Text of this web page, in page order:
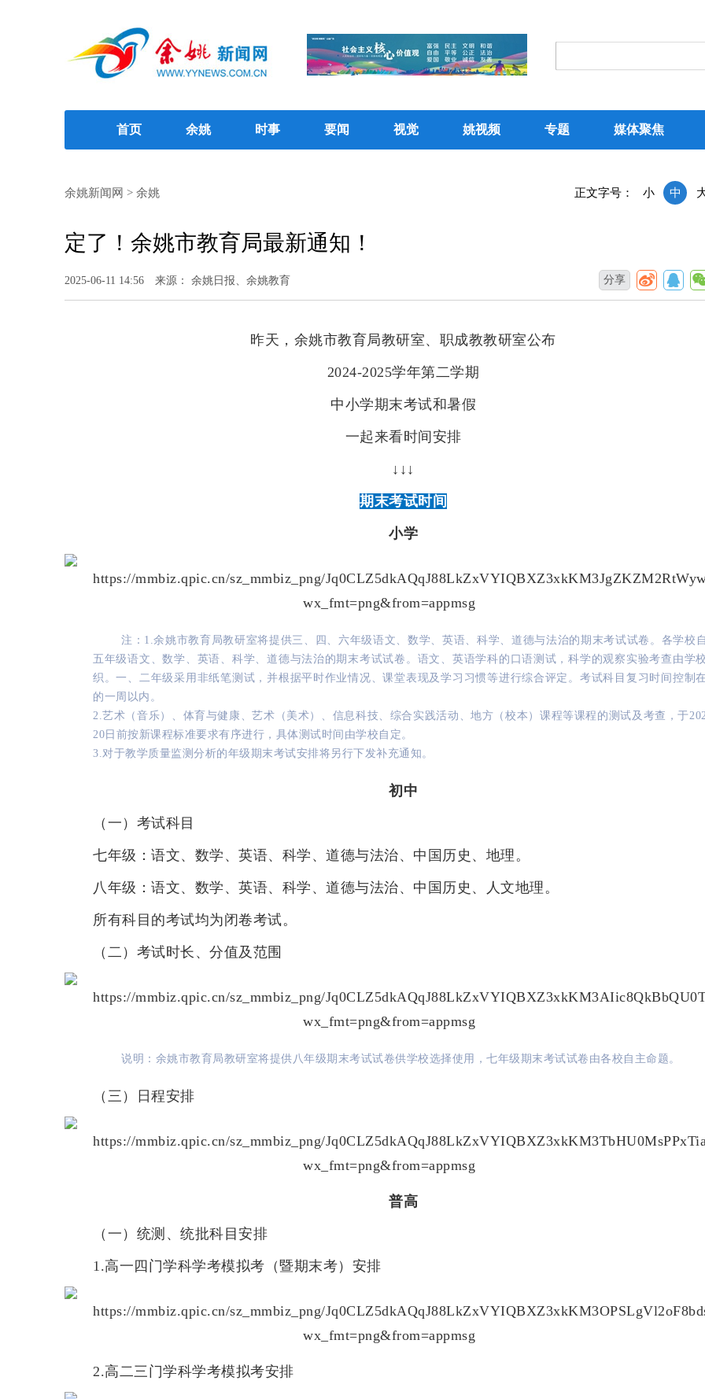
首页 余姚 时事 要闻 视觉 姚视频 专题 媒体聚焦
正文字号： 小 中
余姚新闻网 > 余姚
定了！余姚市教育局最新通知！
2025-06-11 14:56 来源： 余姚日报、余姚教育 分享
昨天，余姚市教育局教研室、职成教教研室公布
2024-2025学年第二学期
中小学期末考试和暑假
一起来看时间安排
↓↓↓
期末考试时间
小学
注：1.余姚市教育局教研室将提供三、四、六年级语文、数学、英语、科学、道德与法治的期末考试试卷。各学校
五年级语文、数学、英语、科学、道德与法治的期末考试试卷。语文、英语学科的口语测试，科学的观察实验考查由学
织。一、二年级采用非纸笔测试，并根据平时作业情况、课堂表现及学习习惯等进行综合评定。考试科目复习时间控制
的一周以内。
2.艺术（音乐）、体育与健康、艺术（美术）、信息科技、综合实践活动、地方（校本）课程等课程的测试及考查，于
20日前按新课程标准要求有序进行，具体测试时间由学校自定。
3.对于教学质量监测分析的年级期末考试安排将另行下发补充通知。
初中
（ 一 ） 考试科目
七年级：语文、数学、英语、科学、道德与法治、中国历史、地理。
八年级：语文、数学、英语、科学、道德与法治、中国历史、人文地理。
所有科目的考试均为闭卷考试。
（ 二 ） 考试时长、分值及范围
说明：余姚市教育局教研室将提供八年级期末考试试卷供学校选择使用，七年级期末考试试卷由各校自主命题。
（ 三 ） 日程安排
普高
（ 一 ） 统测、统批科目安排
1.高一四门学科学考模拟考（暨期末考）安排
2.高二三门学科学考模拟考安排